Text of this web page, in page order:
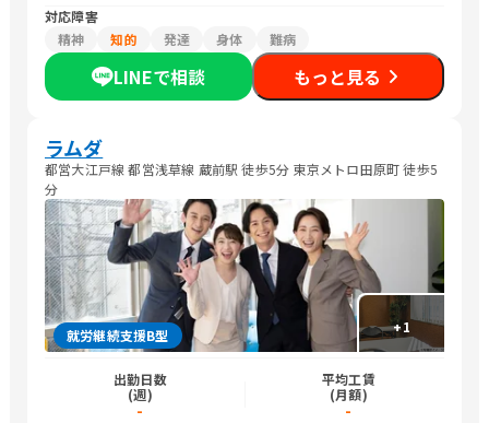
対応障害
精神
知的 発達 身体 難病
LINEで相談 もっと見る
ラムダ
都営大江戸線 都営浅草線 蔵前駅 徒歩5分 東京メトロ田原町 徒歩5
分
+1
就労継続支援B型
出勤日数
(週)
-
平均工賃
(月額)
-